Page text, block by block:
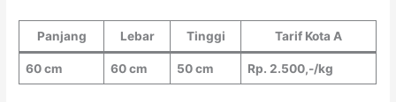
Panjang Lebar Tinggi Tarif Kota A
60 cm 60 cm 50 cm Rp. 2.500,-/kg